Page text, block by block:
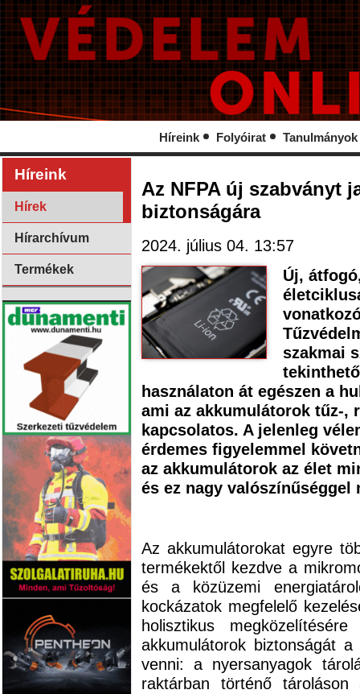
Híreink Folyóirat Tanulmányok
Híreink
Hírek
Hírarchívum
Termékek
Az NFPA új szabványt
biztonságára
2024. július 04. 13:57
Új,
szakmai
használaton át egészen a
ami az akkumulátorok tűz-,
kapcsolatos. A jelenleg
érdemes figyelemmel
az akkumulátorok az élet
és ez nagy valószínűséggel
Az akkumulátorokat egyre
termékektől kezdve a
és a közüzemi
kockázatok megfelelő
holisztikus
akkumulátorok biztonságát
venni: a nyersanyagok
raktárban történő